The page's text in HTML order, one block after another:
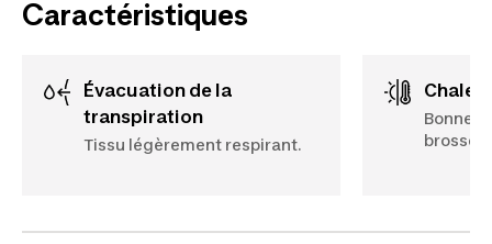
Caractéristiques
Évacuation de la
transpiration
Tissu légèrement respirant.
Bonne :
brossé,